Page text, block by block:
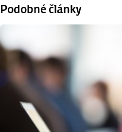
Podobné články